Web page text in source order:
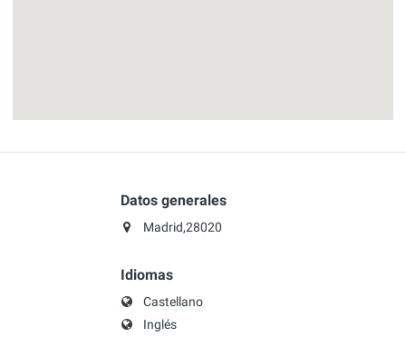
Datos generales
Madrid,28020
Idiomas
Castellano
Inglés